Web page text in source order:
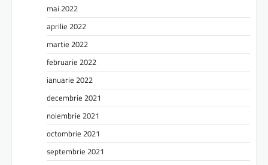
mai 2022
aprilie 2022
martie 2022
februarie 2022
ianuarie 2022
decembrie 2021
noiembrie 2021
octombrie 2021
septembrie 2021